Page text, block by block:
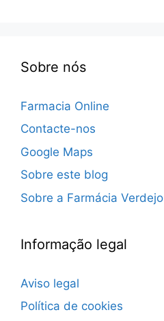
Sobre nós
Farmacia Online
Contacte-nos
Google Maps
Sobre este blog
Sobre a Farmácia Verdejo
Informação legal
Aviso legal
Política de cookies